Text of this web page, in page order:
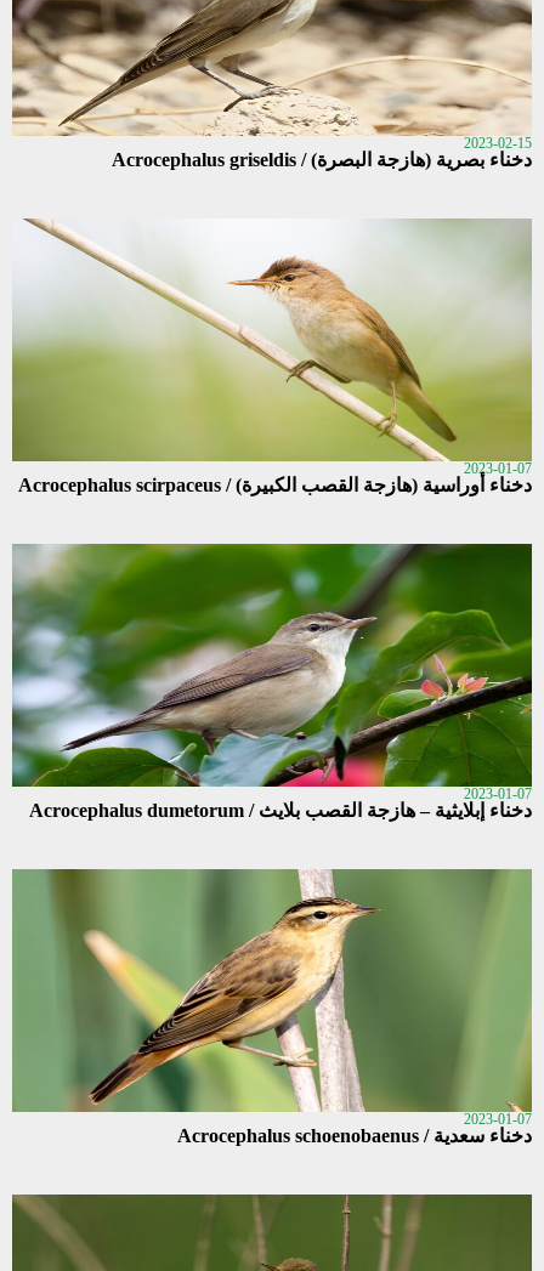
2023-02-15
دخناء بصرية (هازجة البصرة) / Acrocephalus griseldis
2023-01-07
دخناء أوراسية (هازجة القصب الكبيرة) / Acrocephalus scirpaceus
2023-01-07
دخناء إبلايثية – هازجة القصب بلايث / Acrocephalus dumetorum
2023-01-07
دخناء سعدية / Acrocephalus schoenobaenus